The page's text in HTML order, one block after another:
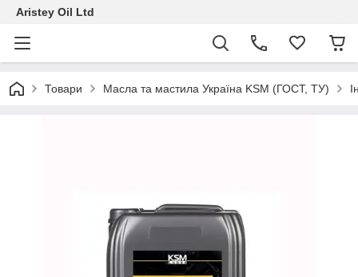
Aristey Oil Ltd
Товари Масла та мастила Україна KSM (ГОСТ, ТУ)